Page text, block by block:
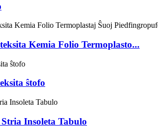
Kemia Folio Termoplasto...
ŝtofo
Insoleta Tabulo